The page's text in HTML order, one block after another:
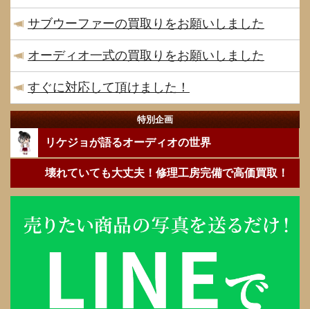
サブウーファーの買取りをお願いしました
オーディオ一式の買取りをお願いしました
すぐに対応して頂けました！
特別企画
リケジョが語るオーディオの世界
壊れていても大丈夫！修理工房完備で高価買取！